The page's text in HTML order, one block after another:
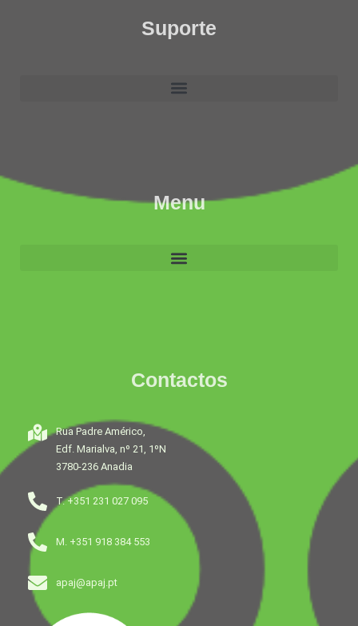
Suporte
Menu
Contactos
Rua Padre Américo,
Edf. Marialva, nº 21, 1ºN
3780-236 Anadia
T. +351 231 027 095
M. +351 918 384 553
apaj@apaj.pt